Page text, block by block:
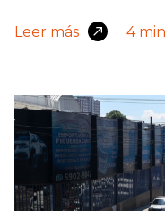
Leer más 4